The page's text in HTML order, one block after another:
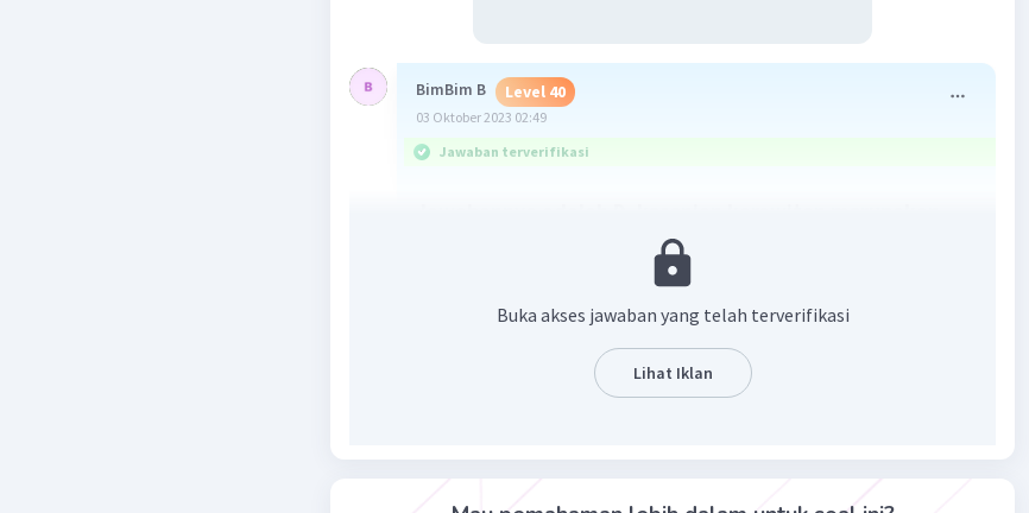
BimBim B Level 40
03 Oktober 2023 02:49
Jawaban terverifikasi
Paragraf tersebut merupakan paragraf deduktif dengan gagasan
utama terletak pada kalimat pertama (1).
Master Teacher
Buka akses jawaban yang telah terverifikasi
Lihat Iklan